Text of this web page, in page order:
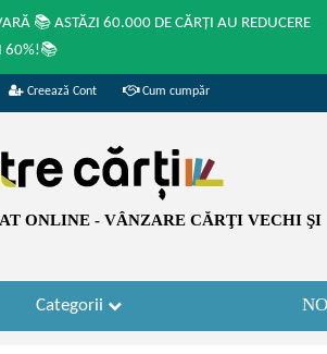
📚 ASTĂZI 60.000 DE CĂRȚI AU REDUCERE
60%!📚
Creează Cont Cum cumpăr
ONLINE - VÂNZARE CĂRŢI VECHI ŞI
Categorii